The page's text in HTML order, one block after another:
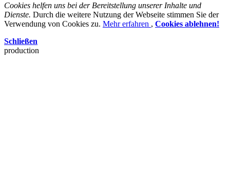
Cookies helfen uns bei der Bereitstellung unserer Inhalte und
Dienste. Durch die weitere Nutzung der Webseite stimmen Sie der
Verwendung von Cookies zu. Mehr erfahren , Cookies ablehnen!
Schließen
production